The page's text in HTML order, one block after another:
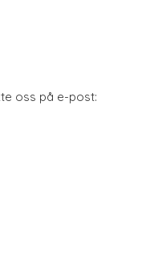
oss på e-post: